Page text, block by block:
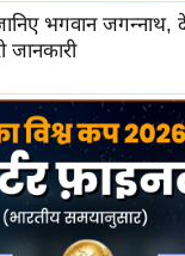
भगवान जगन्नाथ,
जानकारी